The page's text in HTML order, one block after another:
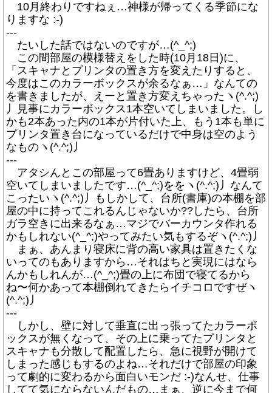
10月終わりですねぇ…神様が帰ってくる季節にな
りますな :-)
---
たいした話ではないのですが…(^_^;)
この間部屋の模様替えをした時(10月18日)に、
「スキャナとプリンタの置き方を変えたりすると、
今度はこのカラーボックスが余るなぁ…」なんての
を書きましたが、えーと置き方変えちゃったヽ(^.^;)
丿見事にカラーボックス1本空いてしまいました。し
かも2本あった内の1本が片付いた上、もう1本も単に
プリンタ置き台になっているだけで中身は空のよう
なものヽ(^.^;)丿
---
アタシんとこの部屋って6畳ありますけど、4畳弱
空いてしまいましたです…(^_^;)ををヽ(^.^;)丿なんて
こったいヽ(^.^;)丿もしかして、台所(書庫)の本棚を部
屋の中に持ってこれるんじゃないか??したら、台所
ガラ空きに出来るなぁ…マジでバーカウンタ作れる
かもしれない(^_^;)やってみたい気もするぞヽ(^.^;)丿
まぁ、あんまり寝床に背の高い家具は置きたくな
いってのもありますから…それはちと実現にはなら
んかもしれんが…(^_^;)畳の上に布団で寝てるから
ね〜何かあって本棚倒れてきたらイチコロですぜヽ
(^.^;)丿
---
しかし、壁に対して垂直に出っ張ってたカラーボ
ックスが無くなって、その上に乗ってたプリンタと
スキャナも分散して配置したら、急に視野が開けて
しまった感じもするのよね…それだけで部屋の印象
って劇的に変わるから面白いモンだ :-)なんせ、仕事
してて気にならないんだもの…まぁ、逆に今まで何